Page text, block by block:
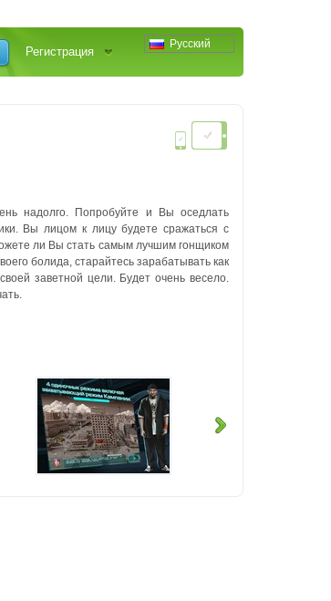
Русский
Регистрация
надолго. Попробуйте и Вы оседлать
Вы лицом к лицу будете сражаться с
ли Вы стать самым лучшим гонщиком
болида, старайтесь зарабатывать как
заветной цели. Будет очень весело.